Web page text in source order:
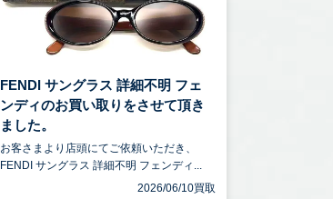
FENDI サングラス 詳細不明 フェ
ンディのお買い取りをさせて頂き
ました。
お客さまより店頭にてご依頼いただき、
FENDI サングラス 詳細不明 フェンディ...
2026/06/10買取